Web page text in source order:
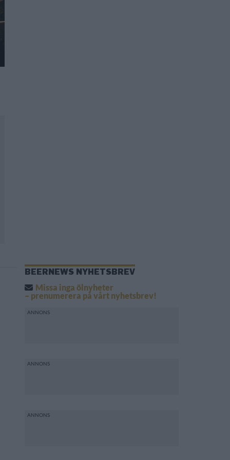
BEERNEWS NYHETSBREV
Missa inga ölnyheter
– prenumerera på vårt nyhetsbrev!